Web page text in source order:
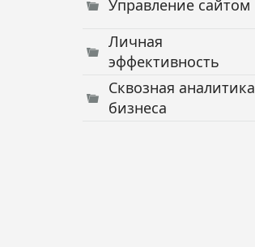
Управление сайтом
Личная
эффективность
Сквозная аналитика
бизнеса